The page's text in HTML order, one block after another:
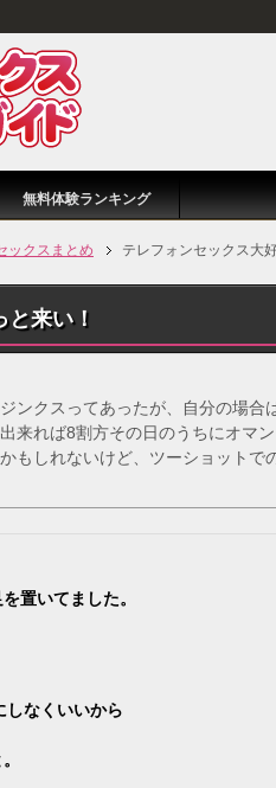
無料体験ランキング
ックスまとめ テレフォンセックス大
来い！
ンクスってあったが、自分の場合
来れば8割方その日のうちにオマ
もしれないけど、ツーショットで
置いてました。
しなくいいから